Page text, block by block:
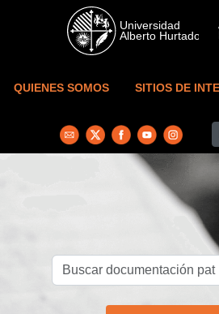
Skip to main content
QUIENES SOMOS SITIOS DE